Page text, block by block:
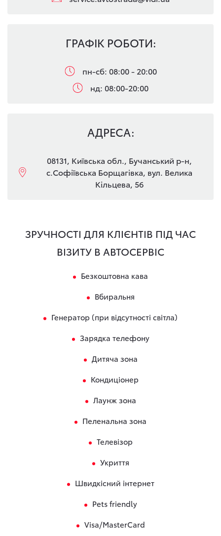
ГРАФІК РОБОТИ:
пн-сб: 08:00 - 20:00
нд: 08:00-20:00
АДРЕСА:
08131, Київська обл., Бучанський р-н,
с.Софіївська Борщагівка, вул. Велика
Кільцева, 56
ЗРУЧНОСТІ ДЛЯ КЛІЄНТІВ ПІД ЧАС
ВІЗИТУ В АВТОСЕРВІС
Безкоштовна кава
Вбиральня
Генератор (при відсутності світла)
Зарядка телефону
Дитяча зона
Кондиціонер
Лаунж зона
Пеленальна зона
Телевізор
Укриття
Швидкісний інтернет
Pets friendly
Visa/MasterCard